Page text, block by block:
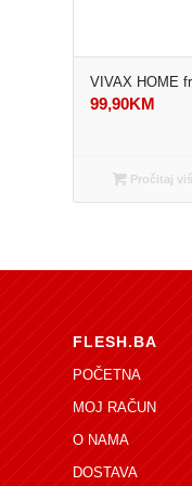
VIVAX HOME
99,90KM
Pročitaj
FLESH.BA
POČETNA
MOJ RAČUN
O NAMA
DOSTAVA